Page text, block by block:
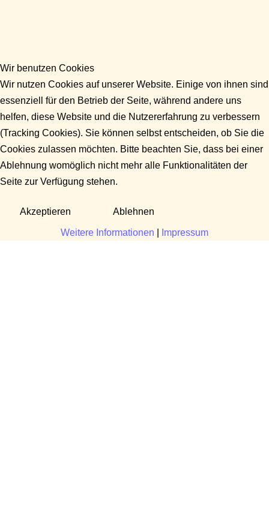
Wir benutzen Cookies
Wir nutzen Cookies auf unserer Website. Einige von ihnen sind
essenziell für den Betrieb der Seite, während andere uns
helfen, diese Website und die Nutzererfahrung zu verbessern
(Tracking Cookies). Sie können selbst entscheiden, ob Sie die
Cookies zulassen möchten. Bitte beachten Sie, dass bei einer
Ablehnung womöglich nicht mehr alle Funktionalitäten der
Seite zur Verfügung stehen.
Akzeptieren Ablehnen
Weitere Informationen Impressum